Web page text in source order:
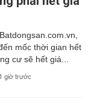
mốc thời gian hết
cư sẽ hết giá...
giờ trước